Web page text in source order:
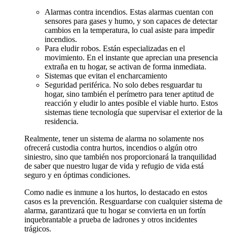
Alarmas contra incendios. Estas alarmas cuentan con
sensores para gases y humo, y son capaces de detectar
cambios en la temperatura, lo cual asiste para impedir
incendios.
Para eludir robos. Están especializadas en el
movimiento. En el instante que aprecian una presencia
extraña en tu hogar, se activan de forma inmediata.
Sistemas que evitan el encharcamiento
Seguridad periférica. No solo debes resguardar tu
hogar, sino también el perímetro para tener aptitud de
reacción y eludir lo antes posible el viable hurto. Estos
sistemas tiene tecnología que supervisar el exterior de la
residencia.
Realmente, tener un sistema de alarma no solamente nos
ofrecerá custodia contra hurtos, incendios o algún otro
siniestro, sino que también nos proporcionará la tranquilidad
de saber que nuestro lugar de vida y refugio de vida está
seguro y en óptimas condiciones.
Como nadie es inmune a los hurtos, lo destacado en estos
casos es la prevención. Resguardarse con cualquier sistema de
alarma, garantizará que tu hogar se convierta en un fortín
inquebrantable a prueba de ladrones y otros incidentes
trágicos.